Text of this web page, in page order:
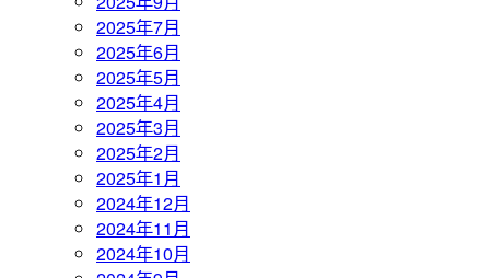
2025年7月
2025年6月
2025年5月
2025年4月
2025年3月
2025年2月
2025年1月
2024年12月
2024年11月
2024年10月